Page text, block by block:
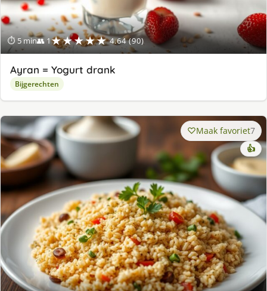
⏱ 5 min👥 1★★★★★ 4.64 (90)
Ayran = Yogurt drank
Bijgerechten
Maak favoriet7
👍